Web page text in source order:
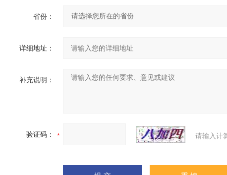
省份：
详细地址：
补充说明：
验证码： 请输入计